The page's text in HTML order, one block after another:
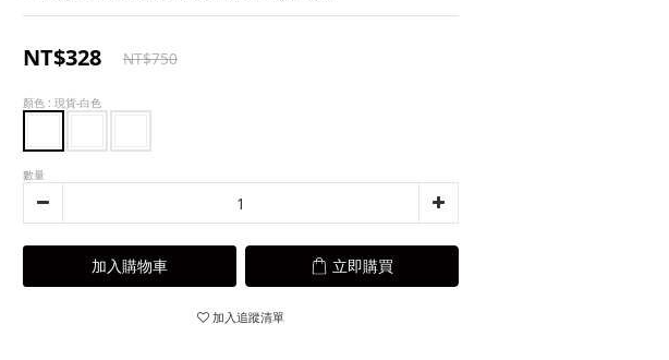
NT$328 NT$750
顏色 : 現貨-白色
數量
加入購物車 立即購買
加入追蹤清單